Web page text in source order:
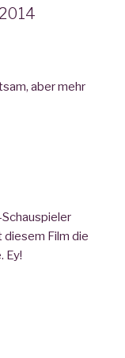
aber mehr
diesem Film die
Ey!